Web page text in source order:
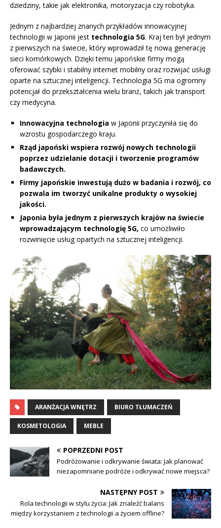
dziedziny, takie jak elektronika, motoryzacja czy robotyka.
Jednym z najbardziej znanych przykładów innowacyjnej
technologii w Japonii jest technologia 5G. Kraj ten był jednym
z pierwszych na świecie, który wprowadził tę nową generację
sieci komórkowych. Dzięki temu japońskie firmy mogą
oferować szybki i stabilny internet mobilny oraz rozwijać usługi
oparte na sztucznej inteligencji. Technologia 5G ma ogromny
potencjał do przekształcenia wielu branż, takich jak transport
czy medycyna.
Innowacyjna technologia w Japonii przyczyniła się do
wzrostu gospodarczego kraju.
Rząd japoński wspiera rozwój nowych technologii
poprzez udzielanie dotacji i tworzenie programów
badawczych.
Firmy japońskie inwestują dużo w badania i rozwój, co
pozwala im tworzyć unikalne produkty o wysokiej
jakości.
Japonia była jednym z pierwszych krajów na świecie
wprowadzającym technologię 5G, co umożliwiło
rozwinięcie usług opartych na sztucznej inteligencji.
ARANŻACJA WNĘTRZ BIURO TŁUMACZEŃ
KOSMETOLOGIA MEBLE
POPRZEDNI POST
Podróżowanie i odkrywanie świata: Jak planować
niezapomniane podróże i odkrywać nowe miejsca?
NASTĘPNY POST
Rola technologii w stylu życia: Jak znaleźć balans
między korzystaniem z technologii a życiem offline?